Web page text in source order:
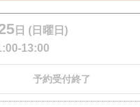
日 (日曜日)
13:00
予約受付終了